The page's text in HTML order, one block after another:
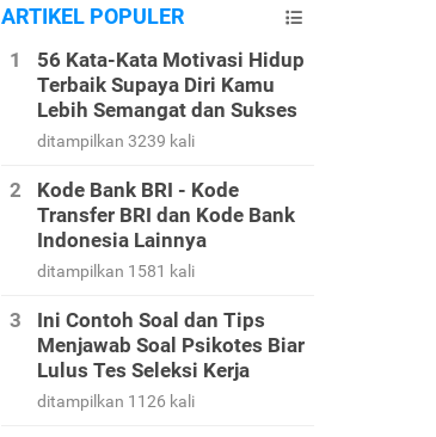
ARTIKEL POPULER
56 Kata-Kata Motivasi Hidup
Terbaik Supaya Diri Kamu
Lebih Semangat dan Sukses
ditampilkan 3239 kali
Kode Bank BRI - Kode
Transfer BRI dan Kode Bank
Indonesia Lainnya
ditampilkan 1581 kali
Ini Contoh Soal dan Tips
Menjawab Soal Psikotes Biar
Lulus Tes Seleksi Kerja
ditampilkan 1126 kali